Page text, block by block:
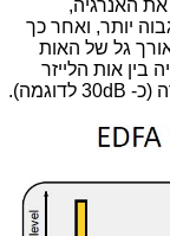
האנרגיה,
יותר, ואחר כך
גל של האות
אות הלייזר
(כ- 30dB לדוגמה).